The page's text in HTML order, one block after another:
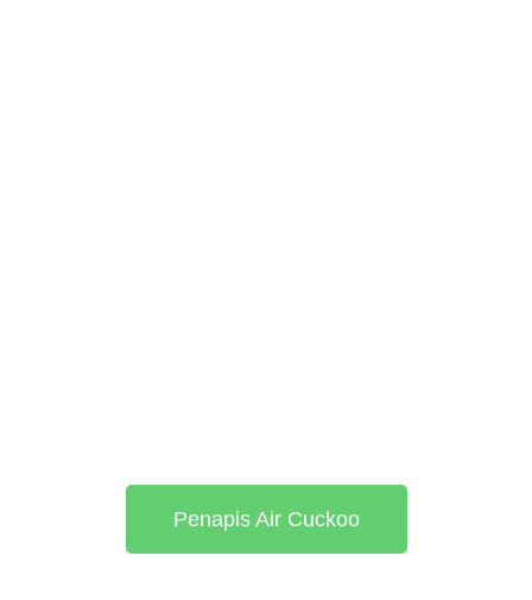
Penapis Air Cuckoo